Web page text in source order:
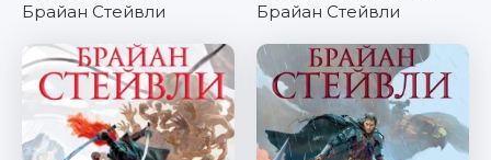
Брайан Стейвли
Брайан Стейвли